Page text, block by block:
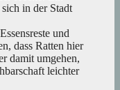
in der Stadt
und
dass Ratten hier
damit umgehen,
leichter